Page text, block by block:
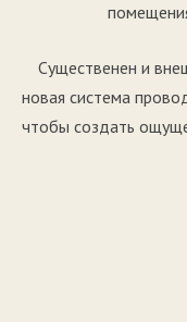
Существенен и
новая система
чтобы создать